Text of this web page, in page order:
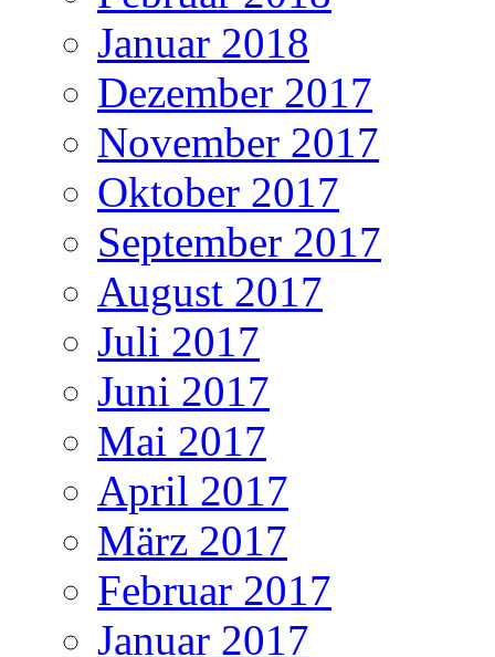
Januar 2018
Dezember 2017
November 2017
Oktober 2017
September 2017
August 2017
Juli 2017
Juni 2017
Mai 2017
April 2017
März 2017
Februar 2017
Januar 2017